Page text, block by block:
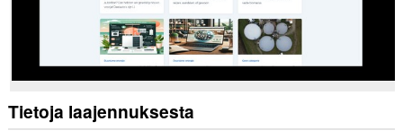
Tietoja laajennuksesta